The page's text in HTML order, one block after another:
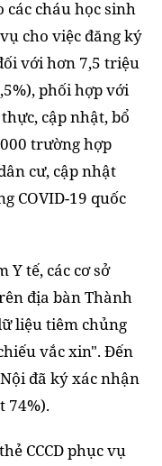
cháu học sinh
cho việc đăng ký
với hơn 7,5 triệu
phối hợp với
cập nhật, bổ
trường hợp
cư, cập nhật
COVID-19 quốc
Y tế, các cơ sở
địa bàn Thành
liệu tiêm chủng
vắc xin". Đến
đã ký xác nhận
74%).
CCCD phục vụ